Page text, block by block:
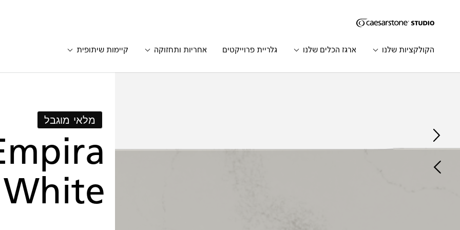
הקולקציות שלנו ארגז הכלים שלנו גלריית פרוייקטים אחריות ותחזוקה קיימות שיתופית
מלאי מוגבל
White